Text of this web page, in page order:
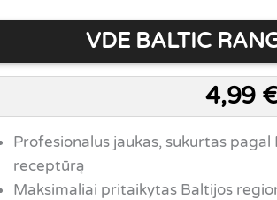
VDE BALTIC
4,99 €
Profesionalus jaukas, sukurtas
receptūrą
Maksimaliai pritaikytas Baltijos